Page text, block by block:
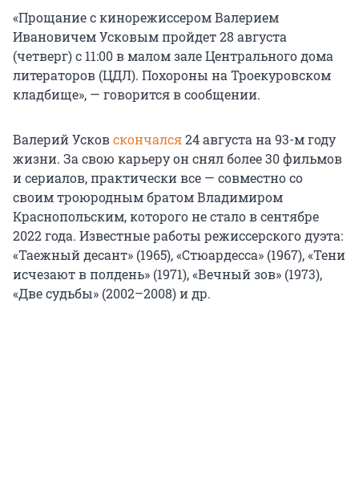
«Прощание с кинорежиссером Валерием
Ивановичем Усковым пройдет 28 августа
(четверг) с 11:00 в малом зале Центрального дома
литераторов (ЦДЛ). Похороны на Троекуровском
кладбище», — говорится в сообщении.
Валерий Усковскончался24 августа на 93-м году
жизни. За свою карьеру он снял более 30 фильмов
и сериалов, практически все — совместно со
своим троюродным братом Владимиром
Краснопольским, которого не стало в сентябре
2022 года. Известные работы режиссерского дуэта:
«Таежный десант» (1965), «Стюардесса» (1967), «Тени
исчезают в полдень» (1971), «Вечный зов» (1973),
«Две судьбы» (2002–2008) и др.